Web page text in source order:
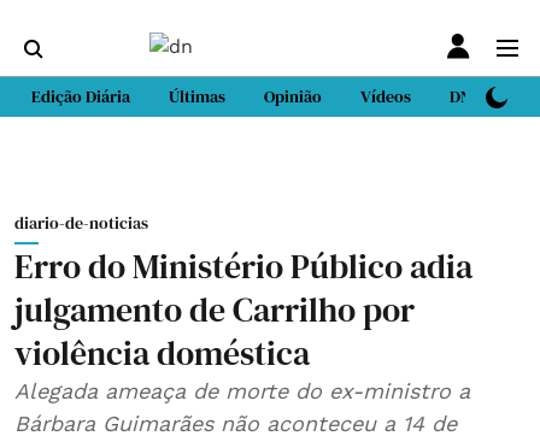
Edição Diária Últimas Opinião Vídeos DN Sport
diario-de-noticias
Erro do Ministério Público adia
julgamento de Carrilho por
violência doméstica
Alegada ameaça de morte do ex-ministro a
Bárbara Guimarães não aconteceu a 14 de